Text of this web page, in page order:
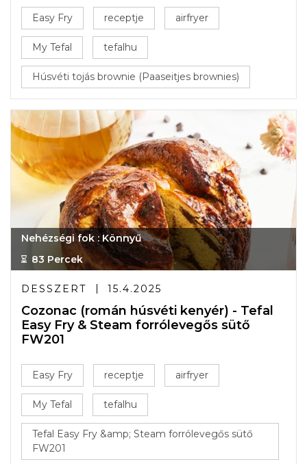
Easy Fry receptje airfryer
My Tefal tefalhu
Húsvéti tojás brownie (Paaseitjes brownies)
Nehézségi fok : Könnyű
83 Percek
DESSZERT 15.4.2025
Cozonac (román húsvéti kenyér) - Tefal
Easy Fry & Steam forrólevegős sütő
FW201
Easy Fry receptje airfryer
My Tefal tefalhu
Tefal Easy Fry &amp; Steam forrólevegős sütő
FW201